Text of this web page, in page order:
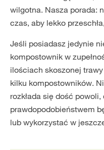
wilgotna. Nasza porada:
czas, aby lekko
Jeśli posiadasz jedynie
kompostownik w
ilościach skoszonej
kilku kompostowników.
rozkłada się dość
prawdopodobieństwem
lub wykorzystać w